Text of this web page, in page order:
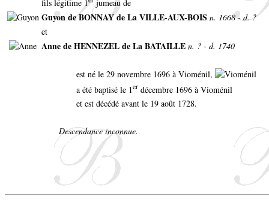
fils légitime 1 jumeau de
Guyon de BONNAY de La VILLE-AUX-BOIS n. 1668 - d. ?
et
Anne de HENNEZEL de La BATAILLE n. ? - d. 1740
est né le 29 novembre 1696 à Vioménil,
a été baptisé le 1er décembre 1696 à Vioménil
et est décédé avant le 19 août 1728.
Descendance inconnue.